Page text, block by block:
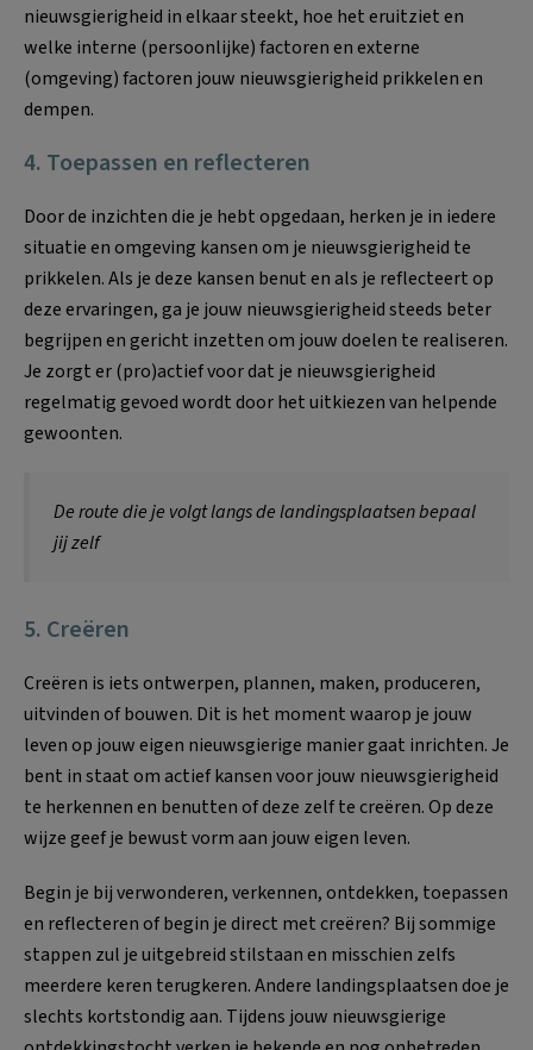
nieuwsgierigheid in elkaar steekt, hoe het eruitziet en
welke interne (persoonlijke) factoren en externe
(omgeving) factoren jouw nieuwsgierigheid prikkelen en
dempen.
4. Toepassen en reflecteren
Door de inzichten die je hebt opgedaan, herken je in iedere
situatie en omgeving kansen om je nieuwsgierigheid te
prikkelen. Als je deze kansen benut en als je reflecteert op
deze ervaringen, ga je jouw nieuwsgierigheid steeds beter
begrijpen en gericht inzetten om jouw doelen te realiseren.
Je zorgt er (pro)actief voor dat je nieuwsgierigheid
regelmatig gevoed wordt door het uitkiezen van helpende
gewoonten.
De route die je volgt langs de landingsplaatsen bepaal
jij zelf
5. Creëren
Creëren is iets ontwerpen, plannen, maken, produceren,
uitvinden of bouwen. Dit is het moment waarop je jouw
leven op jouw eigen nieuwsgierige manier gaat inrichten. Je
bent in staat om actief kansen voor jouw nieuwsgierigheid
te herkennen en benutten of deze zelf te creëren. Op deze
wijze geef je bewust vorm aan jouw eigen leven.
Begin je bij verwonderen, verkennen, ontdekken, toepassen
en reflecteren of begin je direct met creëren? Bij sommige
stappen zul je uitgebreid stilstaan en misschien zelfs
meerdere keren terugkeren. Andere landingsplaatsen doe je
slechts kortstondig aan. Tijdens jouw nieuwsgierige